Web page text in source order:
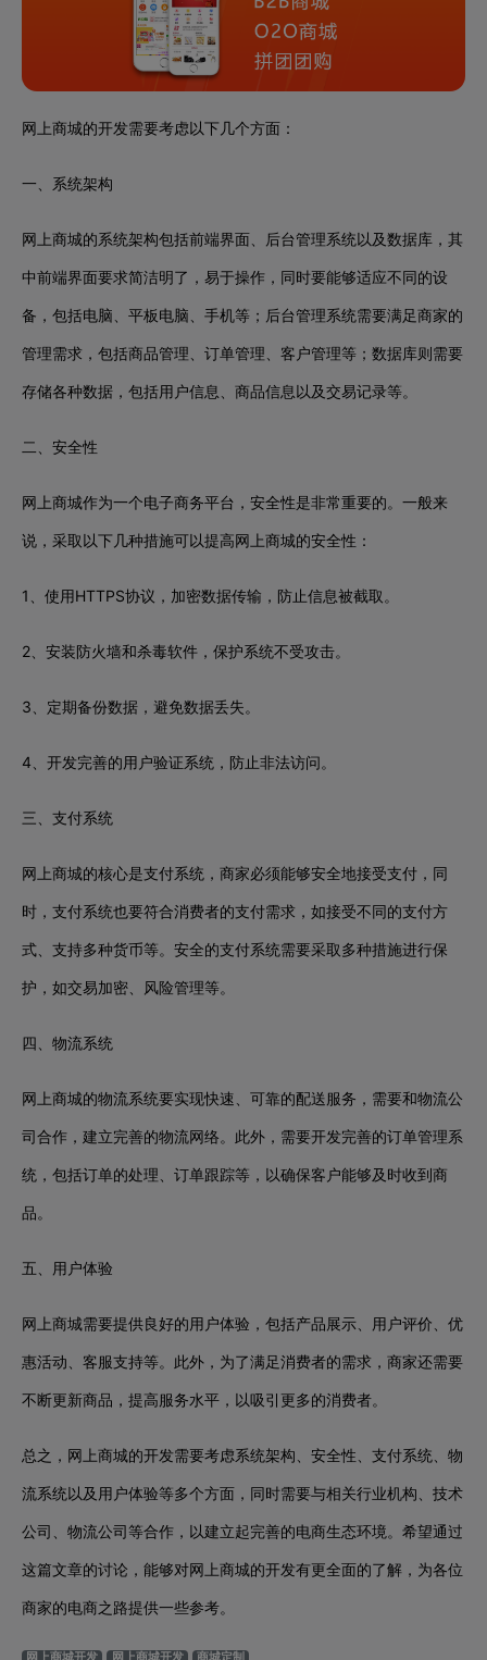
网上商城的开发需要考虑以下几个方面：
一、系统架构
网上商城的系统架构包括前端界面、后台管理系统以及数据库，其
中前端界面要求简洁明了，易于操作，同时要能够适应不同的设
备，包括电脑、平板电脑、手机等；后台管理系统需要满足商家的
管理需求，包括商品管理、订单管理、客户管理等；数据库则需要
存储各种数据，包括用户信息、商品信息以及交易记录等。
二、安全性
网上商城作为一个电子商务平台，安全性是非常重要的。一般来
说，采取以下几种措施可以提高网上商城的安全性：
1、使用HTTPS协议，加密数据传输，防止信息被截取。
2、安装防火墙和杀毒软件，保护系统不受攻击。
3、定期备份数据，避免数据丢失。
4、开发完善的用户验证系统，防止非法访问。
三、支付系统
网上商城的核心是支付系统，商家必须能够安全地接受支付，同
时，支付系统也要符合消费者的支付需求，如接受不同的支付方
式、支持多种货币等。安全的支付系统需要采取多种措施进行保
护，如交易加密、风险管理等。
四、物流系统
网上商城的物流系统要实现快速、可靠的配送服务，需要和物流公
司合作，建立完善的物流网络。此外，需要开发完善的订单管理系
统，包括订单的处理、订单跟踪等，以确保客户能够及时收到商
品。
五、用户体验
网上商城需要提供良好的用户体验，包括产品展示、用户评价、优
惠活动、客服支持等。此外，为了满足消费者的需求，商家还需要
不断更新商品，提高服务水平，以吸引更多的消费者。
总之，网上商城的开发需要考虑系统架构、安全性、支付系统、物
流系统以及用户体验等多个方面，同时需要与相关行业机构、技术
公司、物流公司等合作，以建立起完善的电商生态环境。希望通过
这篇文章的讨论，能够对网上商城的开发有更全面的了解，为各位
商家的电商之路提供一些参考。